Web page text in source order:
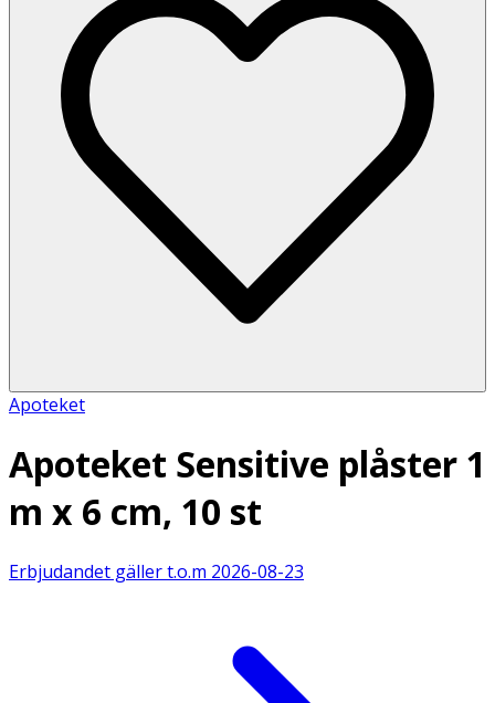
Apoteket
Apoteket Sensitive plåster 1
m x 6 cm, 10 st
Erbjudandet gäller t.o.m 2026-08-23